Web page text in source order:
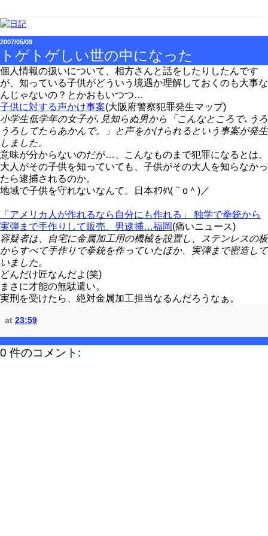
2007/05/09
トゲトゲしい世の中になった
個人情報の扱いについて、相方さんと話をしたりしたんです
が、知っている子供がどういう境遇か理解しておくのも大事な
んじゃないの？とかおもいつつ…
子供に対する声かけ事案(大阪府警察犯罪発生マップ)
小学生低学年の女子が､見知らぬ男から「こんなところで､うろ
うろしてたらあかんで。」と声をかけられるという事案が発生
しました。
意味が分からないのだが…、こんなものまで犯罪になるとは。
大人がその子供を知っていても、子供がその大人を知らなかっ
たら逮捕されるのか。
地域で子供を守れないなんて。日本ｵﾜﾀ\(＾o＾)／
「アメリカ人が作れるなら自分にも作れる」 独学で拳銃から
実弾まで手作りして販売、男逮捕…福岡(痛いニュース)
容疑者は、自宅に金属加工用の機械を設置し、ステンレスの板
からすべて手作りで拳銃を作っていたほか、実弾まで密造して
いました。
どんだけ匠なんだよ(笑)
まさに才能の無駄遣い。
実刑を受けたら、絶対金属加工担当なるんだろうなぁ。
at 23:59
0 件のコメント: